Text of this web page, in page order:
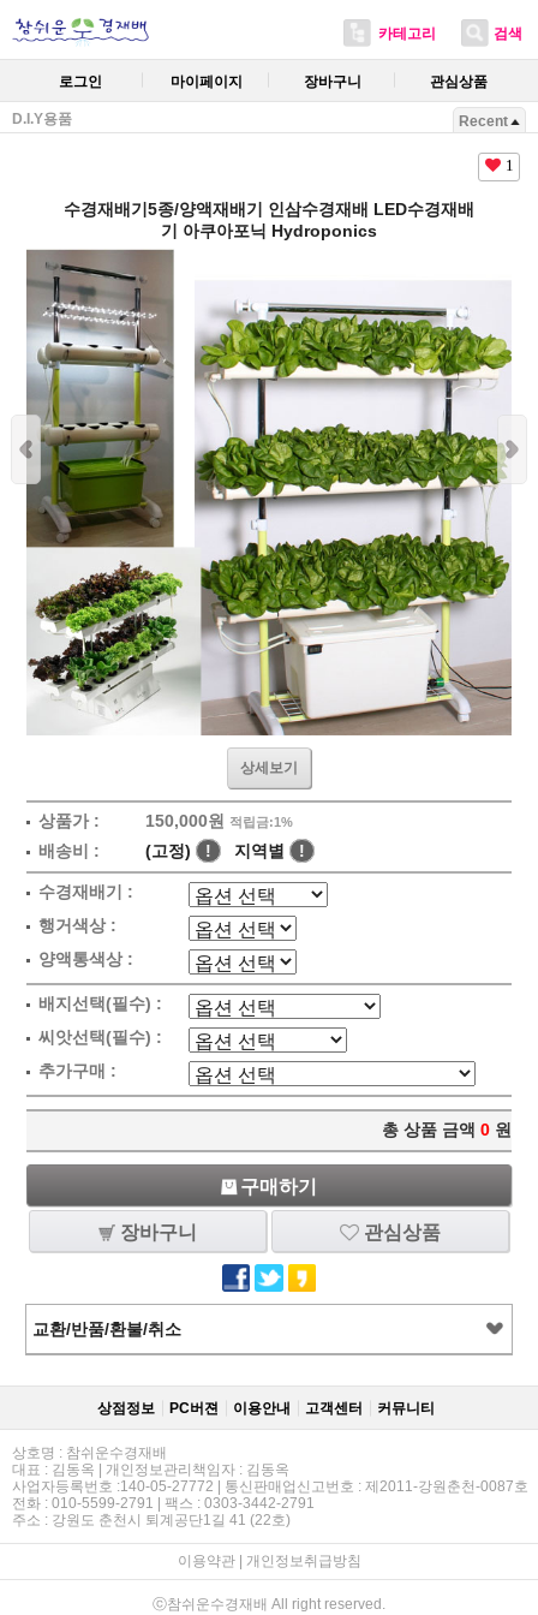
카테고리 검색
로그인 마이페이지 장바구니 관심상품
D.I.Y용품 Recent
1
수경재배기5종/양액재배기 인삼수경재배 LED수경재배
기 아쿠아포닉 Hydroponics
상세보기
상품가 : 150,000원 적립금:1%
배송비 : (고정) ! 지역별 !
수경재배기 :
행거색상 :
양액통색상 :
배지선택(필수) :
씨앗선택(필수) :
추가구매 :
총 상품 금액 0 원
구매하기
장바구니 관심상품
교환/반품/환불/취소
상점정보 PC버젼 이용안내 고객센터 커뮤니티
상호명 : 참쉬운수경재배
대표 : 김동옥 | 개인정보관리책임자 : 김동옥
사업자등록번호 :140-05-27772 | 통신판매업신고번호 : 제2011-강원춘천-0087호
전화 : 010-5599-2791 | 팩스 : 0303-3442-2791
주소 : 강원도 춘천시 퇴계공단1길 41 (22호)
이용약관| 개인정보취급방침
ⓒ참쉬운수경재배 All right reserved.